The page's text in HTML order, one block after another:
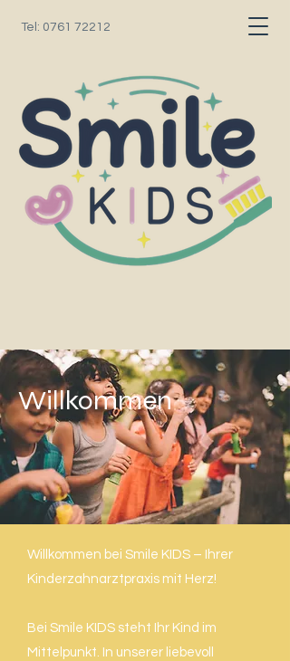
Tel: 0761 72212
Willkommen
Willkommen bei Smile KIDS – Ihrer
Kinderzahnarztpraxis mit Herz!
Bei Smile KIDS steht Ihr Kind im
Mittelpunkt. In unserer liebevoll